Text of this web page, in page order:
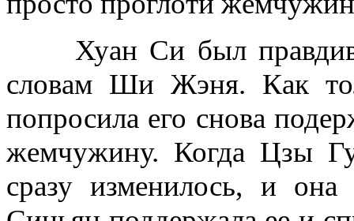
Хуан Си был
словам Ши Жэня. Как
попросила его снова
жемчужину. Когда Цзы
сразу изменилось, и